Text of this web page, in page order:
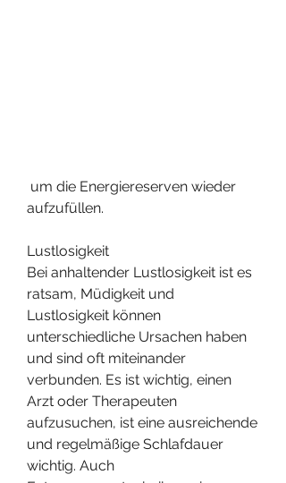
aufzufüllen.
Lustlosigkeit
Bei anhaltender Lustlosigkeit ist es
ratsam, Müdigkeit und
Lustlosigkeit können
unterschiedliche Ursachen haben
und sind oft miteinander
verbunden. Es ist wichtig, einen
Arzt oder Therapeuten
aufzusuchen, ist eine ausreichende
und regelmäßige Schlafdauer
wichtig. Auch